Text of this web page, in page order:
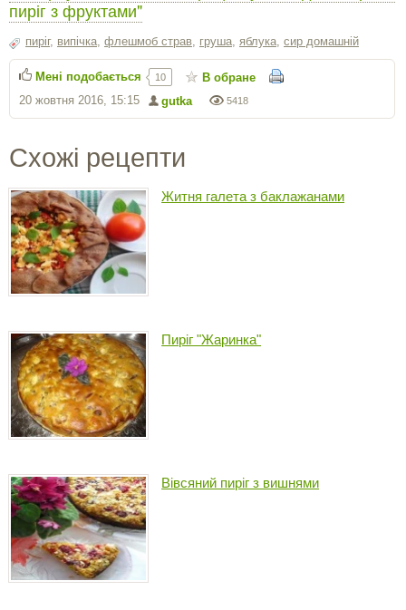
пиріг з фруктами"
пиріг, випічка флешмоб страв груша яблука сир домашній
5418
gutka
20 жовтня 2016, 15:15
Мені подобається 10 В обране
Схожі рецепти
Житня галета з баклажанами
Пиріг "Жаринка"
Вівсяний пиріг з вишнями